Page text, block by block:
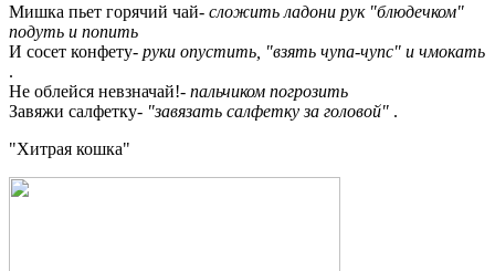
Мишка пьет горячий чай- сложить ладони рук "блюдечком"
подуть и попить
И сосет конфету- руки опустить, "взять чупа-чупс" и чмокать
.
Не облейся невзначай!- пальчиком погрозить
Завяжи салфетку- "завязать салфетку за головой" .
"Хитрая кошка"